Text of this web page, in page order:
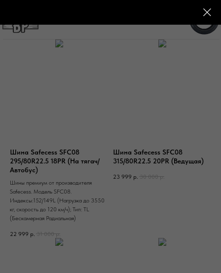
Шина Safecess SFC08
295/80R22.5 18PR (На тягач/
Автобус)
Шины премиум от производителя
Safecess. Модель SFC08.
Индексы:152/149L (Нагрузка до 3550
кг, скорость до 120 км/ч); Тип: TL
(Бескамерная Радиальная)
22 999 р. 31 000 р.
Шина Safecess SFC08
315/80R22.5 20PR (Ведущая)
23 999 р. 30 000 р.